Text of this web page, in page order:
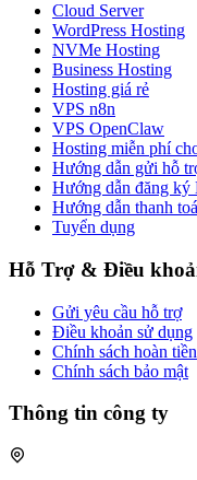
Cloud Server
WordPress Hosting
NVMe Hosting
Business Hosting
Hosting giá rẻ
VPS n8n
VPS OpenClaw
Hosting miễn phí
Hướng dẫn gửi hỗ
Hướng dẫn đăng ký
Hướng dẫn thanh
Tuyển dụng
Hỗ Trợ & Điều
Gửi yêu cầu hỗ trợ
Điều khoản sử dụng
Chính sách hoàn tiền
Chính sách bảo mật
Thông tin công ty